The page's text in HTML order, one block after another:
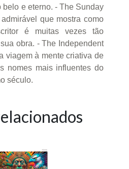
e eterno. - The Sunday
que mostra como
é muitas vezes tão
obra. - The Independent
viagem à mente criativa de
nomes mais influentes do
século.